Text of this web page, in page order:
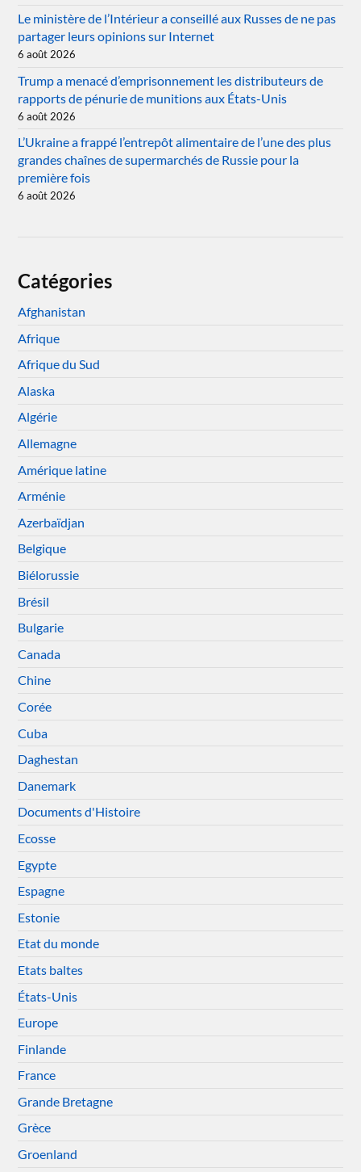
Le ministère de l’Intérieur a conseillé aux Russes de ne pas
partager leurs opinions sur Internet
6 août 2026
Trump a menacé d’emprisonnement les distributeurs de
rapports de pénurie de munitions aux États-Unis
6 août 2026
L’Ukraine a frappé l’entrepôt alimentaire de l’une des plus
grandes chaînes de supermarchés de Russie pour la
première fois
6 août 2026
Catégories
Afghanistan
Afrique
Afrique du Sud
Alaska
Algérie
Allemagne
Amérique latine
Arménie
Azerbaïdjan
Belgique
Biélorussie
Brésil
Bulgarie
Canada
Chine
Corée
Cuba
Daghestan
Danemark
Documents d'Histoire
Ecosse
Egypte
Espagne
Estonie
Etat du monde
Etats baltes
États-Unis
Europe
Finlande
France
Grande Bretagne
Grèce
Groenland